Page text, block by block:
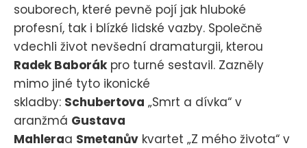
souborech, které pevně pojí jak hluboké
profesní, tak i blízké lidské vazby. Společně
vdechli život nevšední dramaturgii, kterou
Radek Baborákpro turné sestavil. Zazněly
mimo jiné tyto ikonické
skladby: Schubertova „Smrt a dívka“ v
aranžmá Gustava
Mahleraa Smetanův kvartet „Z mého života“ v